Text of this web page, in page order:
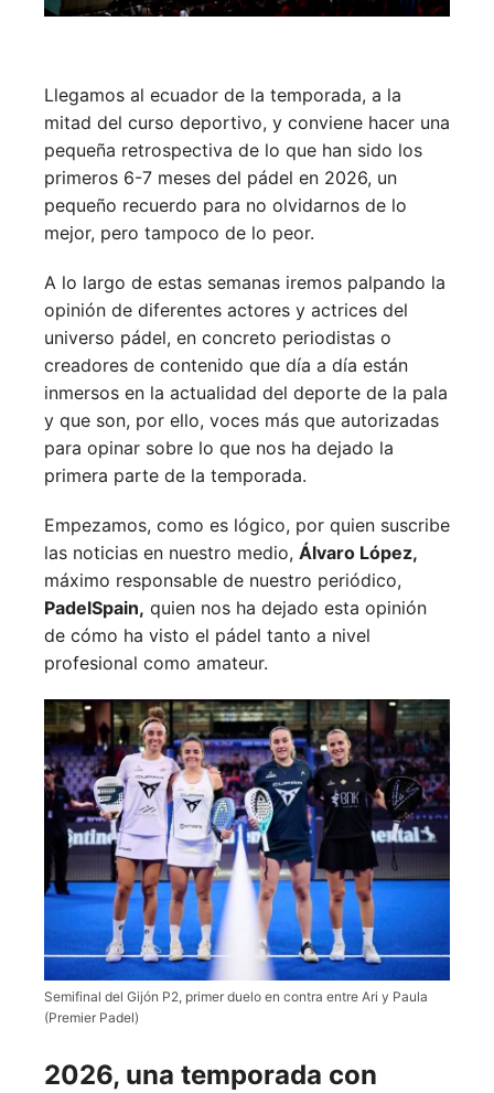
Llegamos al ecuador de la temporada, a la
mitad del curso deportivo, y conviene hacer una
pequeña retrospectiva de lo que han sido los
primeros 6-7 meses del pádel en 2026, un
pequeño recuerdo para no olvidarnos de lo
mejor, pero tampoco de lo peor.
A lo largo de estas semanas iremos palpando la
opinión de diferentes actores y actrices del
universo pádel, en concreto periodistas o
creadores de contenido que día a día están
inmersos en la actualidad del deporte de la pala
y que son, por ello, voces más que autorizadas
para opinar sobre lo que nos ha dejado la
primera parte de la temporada.
Empezamos, como es lógico, por quien suscribe
las noticias en nuestro medio, Álvaro López,
máximo responsable de nuestro periódico,
PadelSpain, quien nos ha dejado esta opinión
de cómo ha visto el pádel tanto a nivel
profesional como amateur.
Semifinal del Gijón P2, primer duelo en contra entre Ari y Paula
(Premier Padel)
2026, una temporada con